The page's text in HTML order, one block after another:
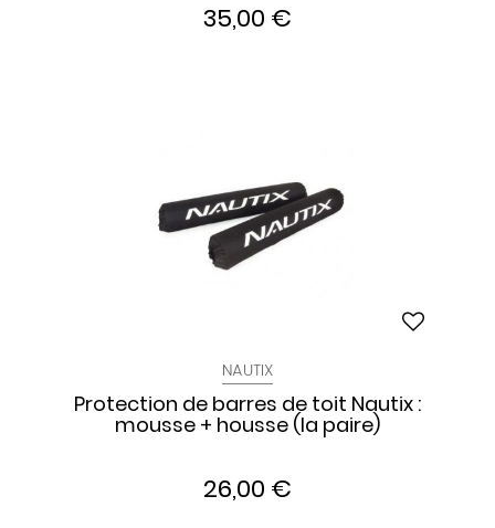
35,00 €
NAUTIX
Protection de barres de toit Nautix :
mousse + housse (la paire)
26,00 €